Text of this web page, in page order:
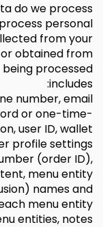
do we process?
personal
from your
obtained from
processed
includes:
number, email
or one-time-
user ID, wallet
profile settings.
(order ID),
menu entity
names and
menu entity
entities, notes